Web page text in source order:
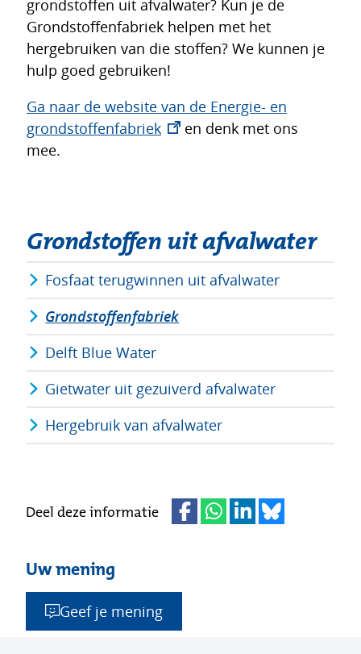
grondstoffen uit afvalwater? Kun je de
Grondstoffenfabriek helpen met het
hergebruiken van die stoffen? We kunnen je
hulp goed gebruiken!
Ga naar de website van de Energie- en
grondstoffenfabriek(openten denk met ons
mee.
Grondstoffen uit afvalwater
Fosfaat terugwinnen uit afvalwater
Grondstoffenfabriek
Delft Blue Water
Gietwater uit gezuiverd afvalwater
Hergebruik van afvalwater
Deel deze informatie
Uw mening
Geef je mening